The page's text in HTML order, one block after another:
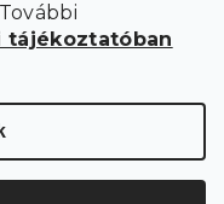
tájékoztatóban
készítette